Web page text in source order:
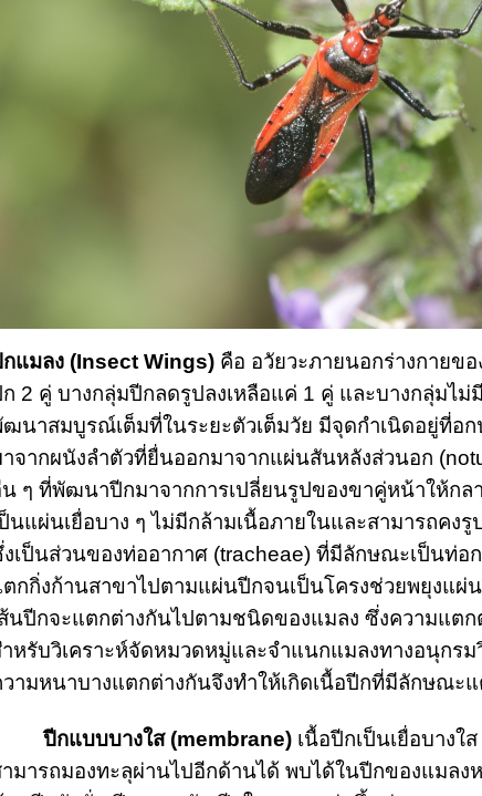
แมลง (Insect Wings) คือ อวัยวะภายนอกร่างกายข
2 คู่ บางกลุ่มปีกลดรูปลงเหลือแค่ 1 คู่ และบางกลุ่มไ
นาสมบูรณ์เต็มที่ในระยะตัวเต็มวัย มีจุดกำเนิดอยู่ที่อ
จากผนังลำตัวที่ยื่นออกมาจากแผ่นสันหลังส่วนอก
ๆ ที่พัฒนาปีกมาจากการเปลี่ยนรูปของขาคู่หน้าให้ก
นแผ่นเยื่อบาง ๆ ไม่มีกล้ามเนื้อภายในและสามารถคงรู
เป็นส่วนของท่ออากาศ (tracheae) ที่มีลักษณะเป็นท่อ
กกิ่งก้านสาขาไปตามแผ่นปีกจนเป็นโครงช่วยพยุงแผ่
นปีกจะแตกต่างกันไปตามชนิดของแมลง ซึ่งความแต
หรับวิเคราะห์จัดหมวดหมู่และจำแนกแมลงทางอนุกร
ามหนาบางแตกต่างกันจึงทำให้เกิดเนื้อปีกที่มีลักษณะ
ปีกแบบบางใส (membrane) เนื้อปีกเป็นเยื่อบางใ
มารถมองทะลุผ่านไปอีกด้านได้ พบได้ในปีกของแมล